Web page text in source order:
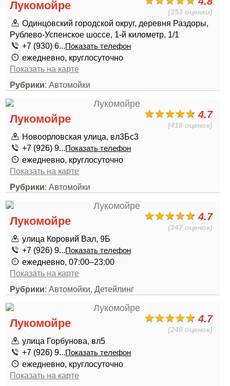
(353 оценки)
Лукомойре
Одинцовский городской округ, деревня Раздоры,
Рублево-Успенское шоссе, 1-й километр, 1/1
+7 (930) 6...Показать телефон
ежедневно, круглосуточно
Показать на карте
Рубрики: Автомойки
4.7
(418 оценок)
Лукомойре
Новоорловская улица, вл3Бс3
+7 (926) 9...Показать телефон
ежедневно, круглосуточно
Показать на карте
Рубрики: Автомойки
4.7
(347 оценок)
Лукомойре
улица Коровий Вал, 9Б
+7 (926) 9...Показать телефон
ежедневно, 07:00–23:00
Показать на карте
Рубрики: Автомойки, Детейлинг
4.7
(249 оценок)
Лукомойре
улица Горбунова, вл5
+7 (926) 9...Показать телефон
ежедневно, круглосуточно
Показать на карте